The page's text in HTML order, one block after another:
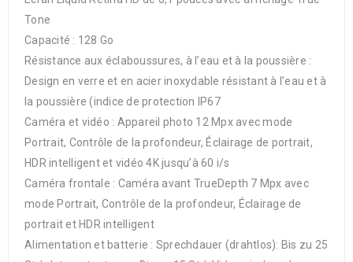
Tone
Capacité : 128 Go
Résistance aux éclaboussures, à l’eau et à la poussière :
Design en verre et en acier inoxydable résistant à l’eau et à
la poussière (indice de protection IP67
Caméra et vidéo : Appareil photo 12 Mpx avec mode
Portrait, Contrôle de la profondeur, Éclairage de portrait,
HDR intelligent et vidéo 4K jusqu’à 60 i/s
Caméra frontale : Caméra avant TrueDepth 7 Mpx avec
mode Portrait, Contrôle de la profondeur, Éclairage de
portrait et HDR intelligent
Alimentation et batterie : Sprechdauer (drahtlos): Bis zu 25